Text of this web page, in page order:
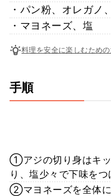
・パン粉、オレガノ
・マヨネーズ、塩
料理を安全に楽しむため
手順
①アジの切り身はキッ
り、塩少々で下味をつ
②マヨネーズを全体